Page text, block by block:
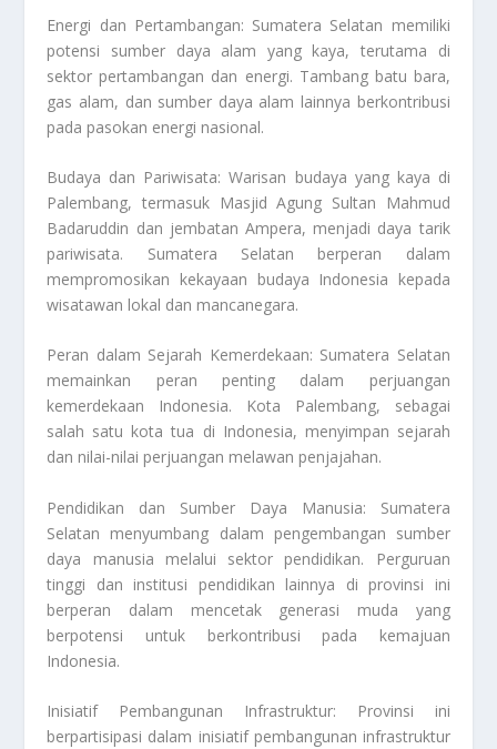
Energi dan Pertambangan: Sumatera Selatan memiliki
potensi sumber daya alam yang kaya, terutama di
sektor pertambangan dan energi. Tambang batu bara,
gas alam, dan sumber daya alam lainnya berkontribusi
pada pasokan energi nasional.
Budaya dan Pariwisata: Warisan budaya yang kaya di
Palembang, termasuk Masjid Agung Sultan Mahmud
Badaruddin dan jembatan Ampera, menjadi daya tarik
pariwisata. Sumatera Selatan berperan dalam
mempromosikan kekayaan budaya Indonesia kepada
wisatawan lokal dan mancanegara.
Peran dalam Sejarah Kemerdekaan: Sumatera Selatan
memainkan peran penting dalam perjuangan
kemerdekaan Indonesia. Kota Palembang, sebagai
salah satu kota tua di Indonesia, menyimpan sejarah
dan nilai-nilai perjuangan melawan penjajahan.
Pendidikan dan Sumber Daya Manusia: Sumatera
Selatan menyumbang dalam pengembangan sumber
daya manusia melalui sektor pendidikan. Perguruan
tinggi dan institusi pendidikan lainnya di provinsi ini
berperan dalam mencetak generasi muda yang
berpotensi untuk berkontribusi pada kemajuan
Indonesia.
Inisiatif Pembangunan Infrastruktur: Provinsi ini
berpartisipasi dalam inisiatif pembangunan infrastruktur